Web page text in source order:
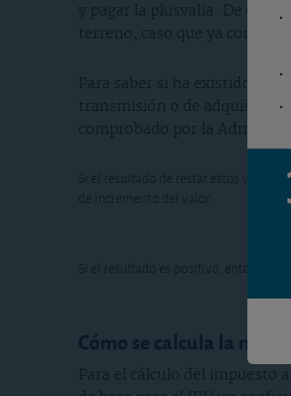
y pagar la plusvalía. De
terreno, caso que ya
Para saber si ha existido o
transmisión o de
comprobado por la
Si el resultado de restar estos
de incremento del valor.
Si el resultado es positivo, entonces
Cómo se calcula la
Para el cálculo del impuesto